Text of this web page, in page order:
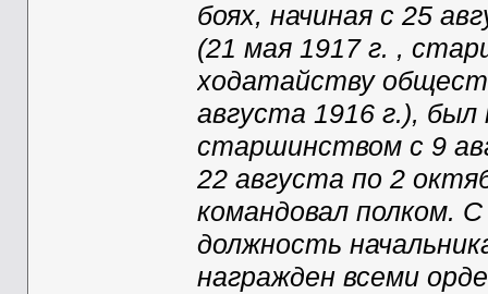
боях, начиная с 25
(21 мая 1917 г. ,
ходатайству
августа 1916 г.), был
старшинством с 9
22 августа по 2
командовал полком.
должность
награжден всеми